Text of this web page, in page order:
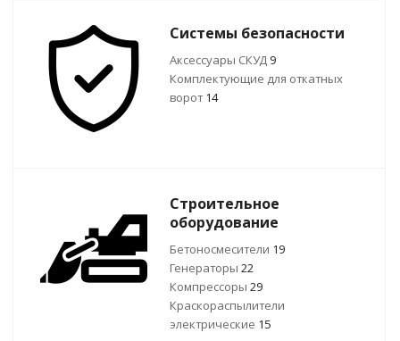
Системы безопасности
Аксессуары СКУД 9
Комплектующие для откатных
ворот14
Строительное
оборудование
Бетоносмесители 19
Генераторы 22
Компрессоры 29
Краскораспылители
электрические 15